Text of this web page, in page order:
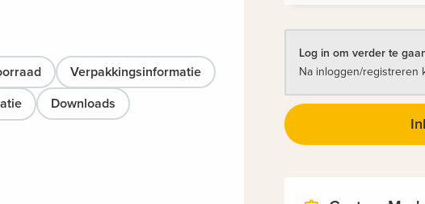
Verpakkingsinformatie
Downloads
Log in om verder te
Na inloggen/registreren